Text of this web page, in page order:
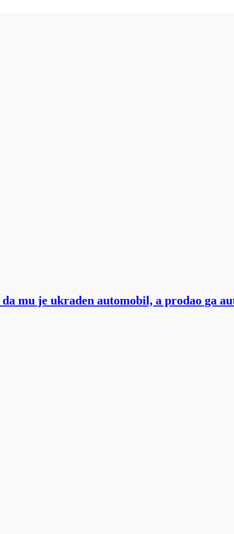
mu je ukraden automobil, a prodao ga